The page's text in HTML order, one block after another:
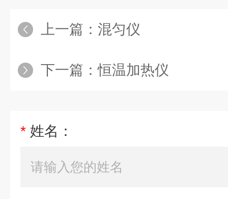
上一篇： 混匀仪
下一篇：恒温加热仪
* 姓名：